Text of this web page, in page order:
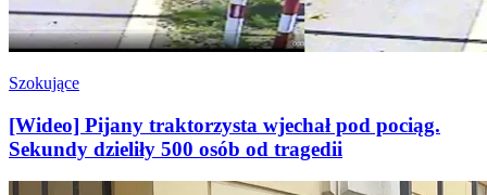
Szokujące
[Wideo] Pijany traktorzysta wjechał pod pociąg.
Sekundy dzieliły 500 osób od tragedii